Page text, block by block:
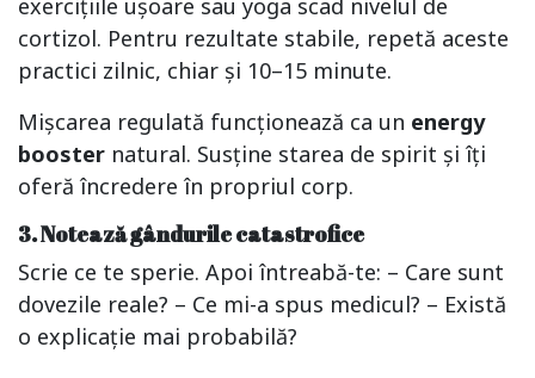
exercițiile ușoare sau yoga scad nivelul de
cortizol. Pentru rezultate stabile, repetă aceste
practici zilnic, chiar și 10–15 minute.
Mișcarea regulată funcționează ca un energy
booster natural. Susține starea de spirit și îți
oferă încredere în propriul corp.
3. Notează gândurile catastrofice
Scrie ce te sperie. Apoi întreabă-te: – Care sunt
dovezile reale? – Ce mi-a spus medicul? – Există
o explicație mai probabilă?